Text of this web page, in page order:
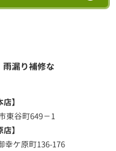
漏り補修な
】
東谷町649－1
】
ケ原町136-176